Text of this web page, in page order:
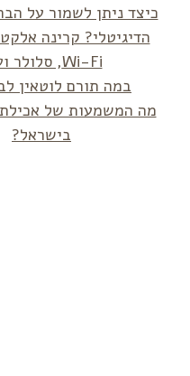
כיצד ניתן לשמור על
הדיגיטלי? קרינה
Wi-Fi, סלולר ועוד
במה תורם לוטאין
מה המשמעות של
בישראל?